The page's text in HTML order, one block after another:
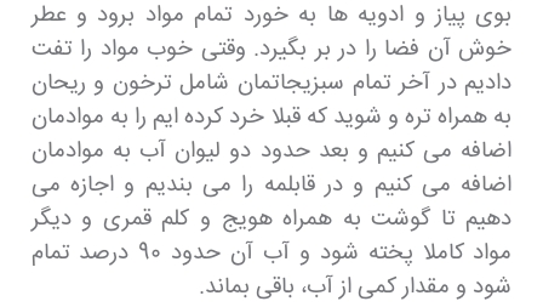
بوی پیاز و ادویه ها به خورد تمام مواد برود و عطر
خوش آن فضا را در بر بگیرد. وقتی خوب مواد را تفت
دادیم در آخر تمام سبزیجاتمان شامل ترخون و ریحان
به همراه تره و شوید که قبلا خرد کرده ایم را به موادمان
اضافه می کنیم و بعد حدود دو لیوان آب به موادمان
اضافه می کنیم و در قابلمه را می بندیم و اجازه می
دهیم تا گوشت به همراه هویج و کلم قمری و دیگر
مواد کاملا پخته شود و آب آن حدود 90 درصد تمام
شود و مقدار کمی از آب، باقی بماند.